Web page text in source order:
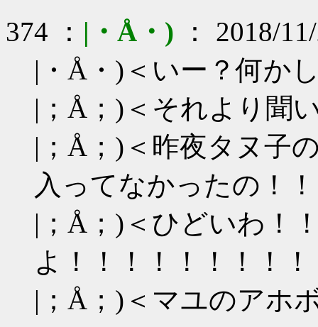
374 ： |・Å・) ： 2018/
|・Å・)＜いー？何か
|；Å；)＜それより聞
|；Å；)＜昨夜タヌ子
入ってなかったの！
|；Å；)＜ひどいわ！
よ！！！！！！！！
|；Å；)＜マユのアホ